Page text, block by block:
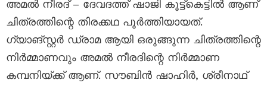
അമൽ നീരദ് – ദേവദത്ത് ഷാജി കൂട്ട്കെട്ടിൽ ആണ്
ചിത്രത്തിന്റെ തിരക്കഥ പൂർത്തിയായത്.
ഗ്യാങ്സ്റ്റർ ഡ്രാമ ആയി ഒരുങ്ങുന്ന ചിത്രത്തിന്റെ
നിർമ്മാണവും അമൽ നീരദിന്റെ നിർമ്മാണ
കമ്പനിയ്ക്ക് ആണ്. സൗബിൻ ഷാഹിർ, ശ്രീനാഥ്‌